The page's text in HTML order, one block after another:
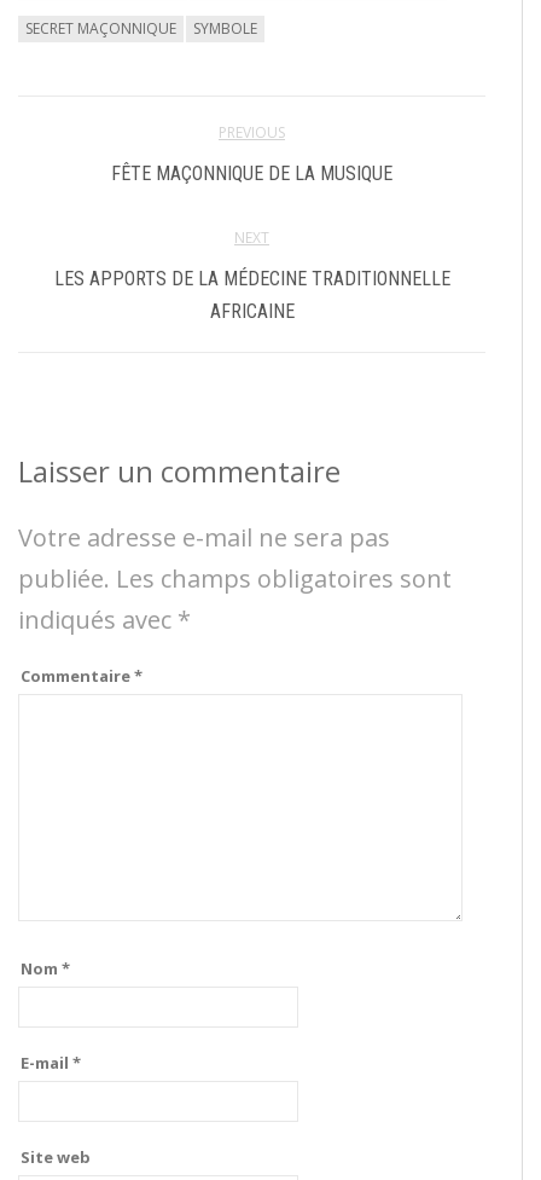
SECRET MAÇONNIQUE SYMBOLE
PREVIOUS
FÊTE MAÇONNIQUE DE LA MUSIQUE
NEXT
LES APPORTS DE LA MÉDECINE TRADITIONNELLE
AFRICAINE
Laisser un commentaire
Votre adresse e-mail ne sera pas
publiée. Les champs obligatoires sont
indiqués avec *
Commentaire*
Nom *
E-mail *
Site web